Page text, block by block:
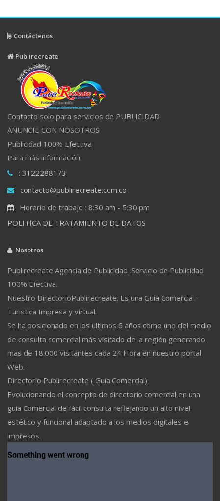
Contáctenos
Publirecreate
Contacto solo para servicios de PUBLICIDAD
ANUNCIE CON NOSOTROS
Publicidad 100% Efectiva
Para más información
: 3122288173
contacto@publirecreate.com.co
Horario de trabajo : 8:30 am - 5:30 pm
POLITICA DE TRATAMIENTO DE DATOS
Nosotros
Publirecreate Agencia de Publicidad .Servicio de Publicidad
100% Efectiva.
Nuestro DirectorioPublirecreate. Es una Guía Comercial -
Turistica Impresa y virtual.
Se ha posicionado en los últimos 6 años como uno del medio
de consulta comercial más visitado de la región generando
mas de 18.000 visitantes cada 24 Hora en nuestro portal
Web.
Directorio Publirecreate ( Guía Comercial)
Evolucionando el concepto de directorio comercial en una
guía Comercial de fácil consulta reflejando un alto nivel
estético y funcional adaptado a los medios digitales e
impresos.